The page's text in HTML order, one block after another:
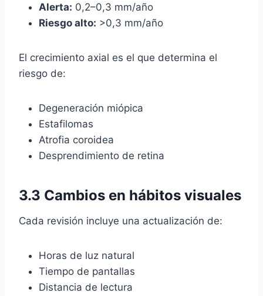
Alerta: 0,2–0,3 mm/año
Riesgo alto: >0,3 mm/año
El crecimiento axial es el que determina el
riesgo de:
Degeneración miópica
Estafilomas
Atrofia coroidea
Desprendimiento de retina
3.3 Cambios en hábitos visuales
Cada revisión incluye una actualización de:
Horas de luz natural
Tiempo de pantallas
Distancia de lectura